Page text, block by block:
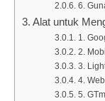
6.
Alat untuk
1.
2.
3.
4.
5.